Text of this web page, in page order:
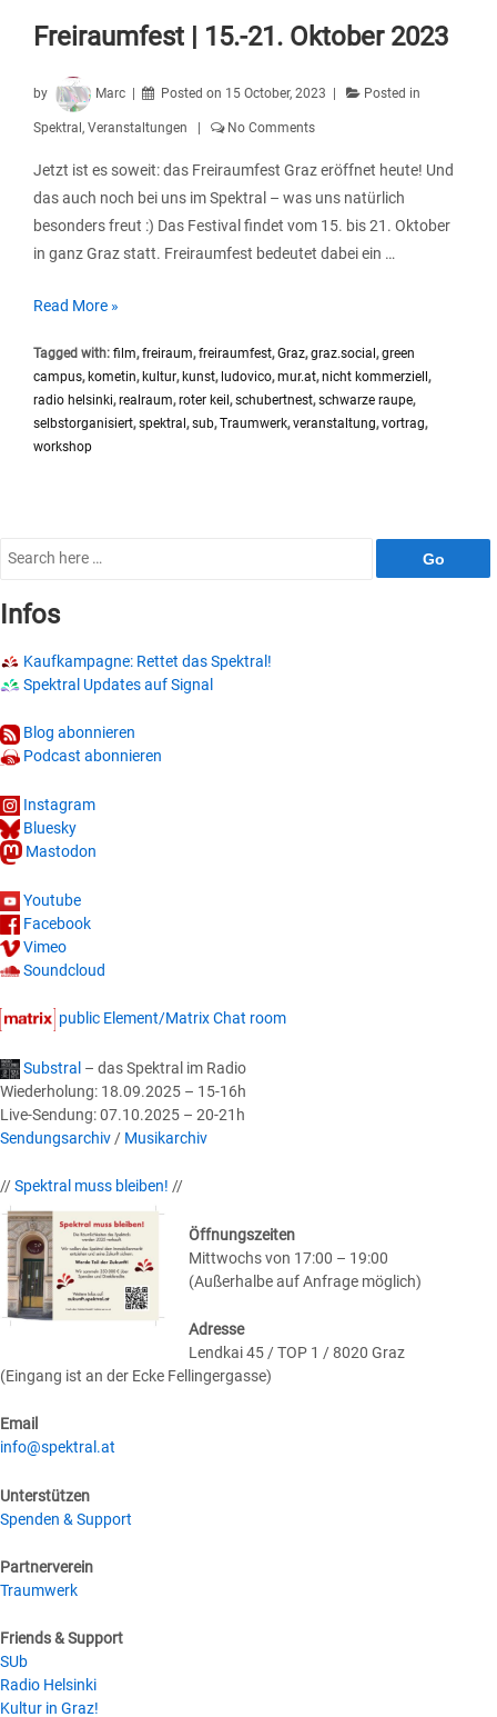
Freiraumfest | 15.-21. Oktober 2023
by Marc Posted on 15 October, 2023 Posted in
Spektral , Veranstaltungen No Comments
Jetzt ist es soweit: das Freiraumfest Graz eröffnet heute! Und
das auch noch bei uns im Spektral – was uns natürlich
besonders freut :) Das Festival findet vom 15. bis 21. Oktober
in ganz Graz statt. Freiraumfest bedeutet dabei ein …
Freiraumfest
15.-21.
Oktober
2023
Read More »
Tagged with: film,freiraum,freiraumfest,Graz,graz.social,green
campus,kometin,kultur,kunst, ludovico,mur.at,nicht kommerziell,
radio helsinki,realraum,roter keil,schubertnest,schwarze raupe,
selbstorganisiert,spektral,sub,Traumwerk,veranstaltung,vortrag,
workshop
Search
Infos
Kaufkampagne: Rettet das Spektral!
Spektral Updates auf Signal
Blog abonnieren
Podcast abonnieren
Instagram
Bluesky
Mastodon
Youtube
Facebook
Vimeo
Soundcloud
public Element/Matrix Chat room
Substral – das Spektral im Radio
Wiederholung: 18.09.2025 – 15-16h
Live-Sendung: 07.10.2025 – 20-21h
Sendungsarchiv / Musikarchiv
//Spektral muss bleiben! //
Öffnungszeiten
Mittwochs von 17:00 – 19:00
(Außerhalbe auf Anfrage möglich)
Adresse
Lendkai 45 / TOP 1 / 8020 Graz
(Eingang ist an der Ecke Fellingergasse)
Email
info@spektral.at
Unterstützen
Spenden & Support
Partnerverein
Traumwerk
Friends & Support
SUb
Radio Helsinki
Kultur in Graz!